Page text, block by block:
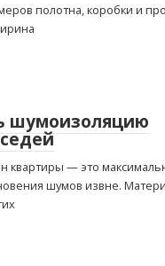
полотна, коробки и
шумоизоляцию
квартиры — это
шумов извне.